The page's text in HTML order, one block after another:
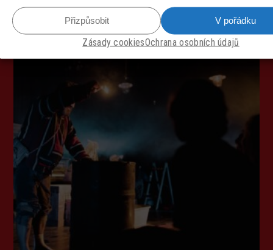
V pořádku
Přizpůsobit
Zásady cookiesOchrana osobních údajů